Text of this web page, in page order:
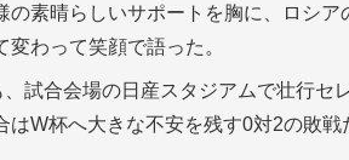
の素晴らしいサポートを胸に、ロシ
わって笑顔で語った。
試合会場の日産スタジアムで壮行セ
はW杯へ大きな不安を残す0対2の敗